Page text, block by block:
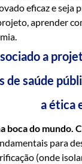
eficaz e seja
aprender
a
de saúde
a ética
boca do mundo.
para
(onde